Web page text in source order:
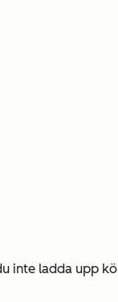
inte ladda upp